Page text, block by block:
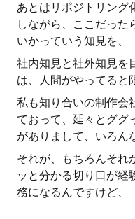
あとはリポジトリング
しながら、ここだった
いかっていう知見を、
社内知見と社外知見を
は、人間がやってると
私も知り合いの制作会
ておって、延々とググ
がありまして、いろん
それが、もちろんそれ
ッと分かる切り口が経
務になるんですけど、